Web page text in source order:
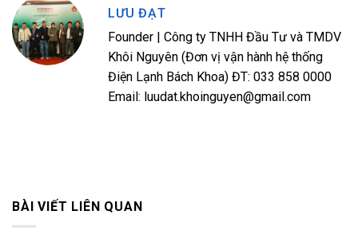
BÀI VIẾT LIÊN QUAN
LƯU ĐẠT
Founder | Công ty TNHH Đầu Tư và TMDV
Khôi Nguyên (Đơn vị vận hành hệ thống
Điện Lạnh Bách Khoa) ĐT: 033 858 0000
Email: luudat.khoinguyen@gmail.com